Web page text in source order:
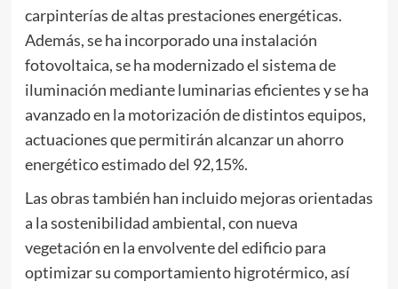
carpinterías de altas prestaciones energéticas.
Además, se ha incorporado una instalación
fotovoltaica, se ha modernizado el sistema de
iluminación mediante luminarias eficientes y se ha
avanzado en la motorización de distintos equipos,
actuaciones que permitirán alcanzar un ahorro
energético estimado del 92,15%.
Las obras también han incluido mejoras orientadas
a la sostenibilidad ambiental, con nueva
vegetación en la envolvente del edificio para
optimizar su comportamiento higrotérmico, así